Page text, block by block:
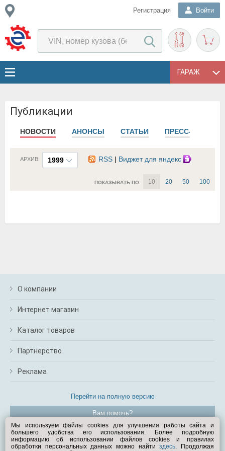
Регистрация Войти
ГАРАЖ
Публикации
НОВОСТИ АНОНСЫ СТАТЬИ ПРЕСС-РЕЛИЗЫ
1999
АРХИВ: RSS | Виджет для яндекс
ПОКАЗЫВАТЬ ПО: 10 20 50 100
О компании
Интернет магазин
Каталог товаров
Партнерство
Реклама
Перейти на полную версию
Вам помочь?
© Exist.ru 1998—2026
Мы используем файлы cookies для улучшения работы сайта и
большего удобства его использования. Более подробную
информацию об использовании файлов cookies и правилах
обработки персональных данных можно найтиздесь. Продолжая